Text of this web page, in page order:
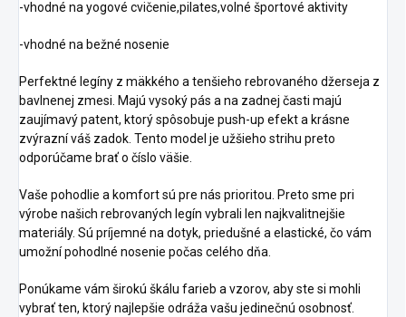
-vhodné na yogové cvičenie,pilates,volné športové aktivity
-vhodné na bežné nosenie
Perfektné legíny z mäkkého a tenšieho rebrovaného džerseja z
bavlnenej zmesi. Majú vysoký pás a na zadnej časti majú
zaujímavý patent, ktorý spôsobuje push-up efekt a krásne
zvýrazní váš zadok. Tento model je užšieho strihu preto
odporúčame brať o číslo väšie.
Vaše pohodlie a komfort sú pre nás prioritou. Preto sme pri
výrobe našich rebrovaných legín vybrali len najkvalitnejšie
materiály. Sú príjemné na dotyk, priedušné a elastické, čo vám
umožní pohodlné nosenie počas celého dňa.
Ponúkame vám širokú škálu farieb a vzorov, aby ste si mohli
vybrať ten, ktorý najlepšie odráža vašu jedinečnú osobnosť.